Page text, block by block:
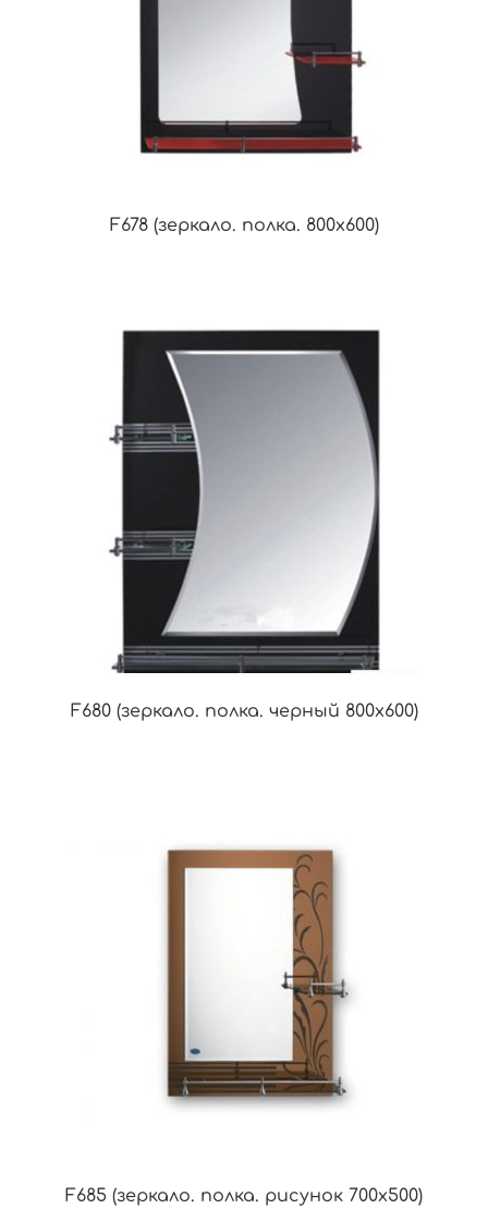
F678 (зеркало. полка. 800х600)
F680 (зеркало. полка. черный 800х600)
F685 (зеркало. полка. рисунок 700х500)